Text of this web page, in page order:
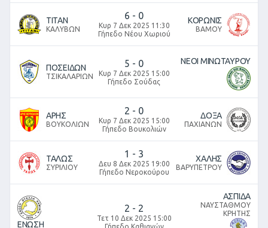
ΤΙΤΑΝ
ΚΑΛΥΒΩΝ
6 - 0
Κυρ 7 Δεκ 2025 11:30
Γήπεδο Νέου Χωριού
ΚΟΡΩΝΙΣ
ΒΑΜΟΥ
ΠΟΣΕΙΔΩΝ
ΤΣΙΚΑΛΑΡΙΩΝ
5 - 0
Κυρ 7 Δεκ 2025 15:00
Γήπεδο Σούδας
ΝΕΟΙ ΜΙΝΩΤΑΥΡΟΥ
ΑΡΗΣ
ΒΟΥΚΟΛΙΩΝ
2 - 0
Κυρ 7 Δεκ 2025 15:00
Γήπεδο Βουκολιών
ΔΟΞΑ
ΠΑΧΙΑΝΩΝ
ΤΑΛΩΣ
ΣΥΡΙΛΙΟΥ
1 - 3
Δευ 8 Δεκ 2025 19:00
Γήπεδο Νεροκούρου
ΧΑΛΗΣ
ΒΑΡΥΠΕΤΡΟΥ
ΕΝΩΣΗ
2 - 2
Τετ 10 Δεκ 2025 15:00
Γήπεδο Καθιανών
ΑΣΠΙΔΑ
ΝΑΥΣΤΑΘΜΟΥ
ΚΡΗΤΗΣ